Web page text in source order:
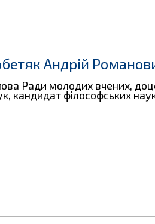
Андрій
Ради молодих вчених,
кандидат філософських